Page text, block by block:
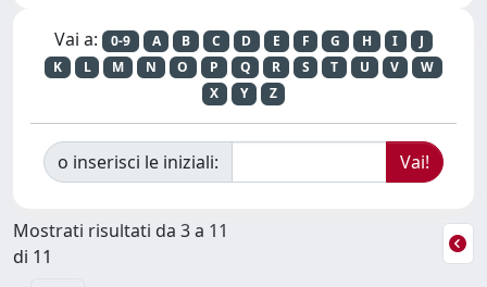
Vai a: 0-9 A B C D E F G H I
J
K
L M N O P Q R S T U V
W
X
Y Z
o inserisci le iniziali:
Mostrati risultati da 3 a 11
di 11